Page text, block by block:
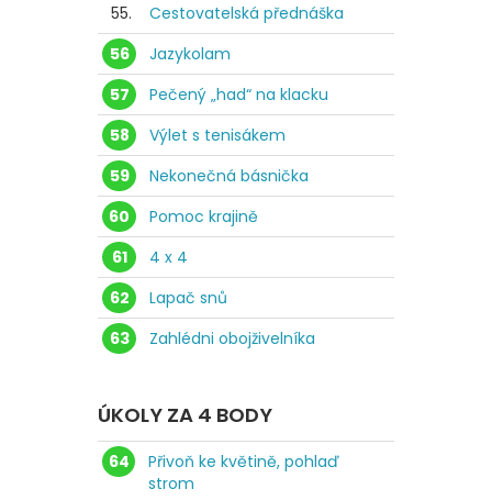
55.
Cestovatelská přednáška
56
Jazykolam
57
Pečený „had“ na klacku
58
Výlet s tenisákem
59
Nekonečná básnička
60
Pomoc krajině
61
4 x 4
62
Lapač snů
63
Zahlédni obojživelníka
ÚKOLY ZA 4 BODY
64
Přivoň ke květině, pohlaď
strom